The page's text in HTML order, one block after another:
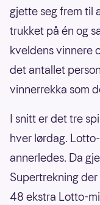
gjette seg frem til
trukket på én og
kveldens vinnere
det antallet
vinnerrekka som
I snitt er det tre
hver lørdag.
annerledes. Da
Supertrekning
48 ekstra Lotto-